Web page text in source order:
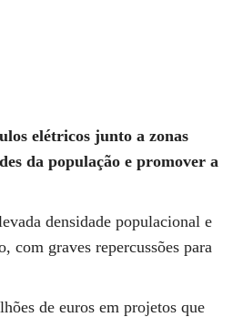
elétricos junto a zonas
da população e promover a
densidade populacional e
com graves repercussões para
de euros em projetos que